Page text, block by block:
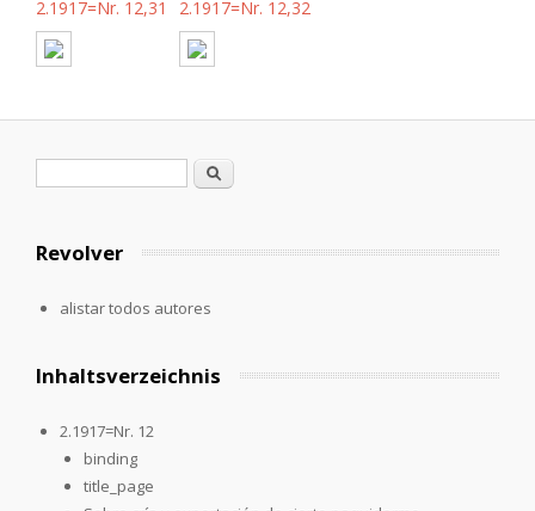
2.1917=Nr. 12,31 2.1917=Nr. 12,32
Formulario de búsqueda
Buscar
Revolver
alistar todos autores
Inhaltsverzeichnis
2.1917=Nr. 12
binding
title_page